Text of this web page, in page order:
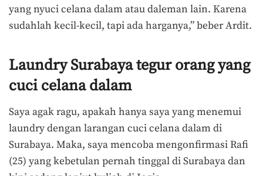
yang nyuci celana dalam atau daleman lain. Karena
sudahlah kecil-kecil, tapi ada harganya,” beber Ardit.
Laundry Surabaya tegur orang yang
cuci celana dalam
Saya agak ragu, apakah hanya saya yang menemui
laundry dengan larangan cuci celana dalam di
Surabaya. Maka, saya mencoba mengonfirmasi Rafi
(25) yang kebetulan pernah tinggal di Surabaya dan